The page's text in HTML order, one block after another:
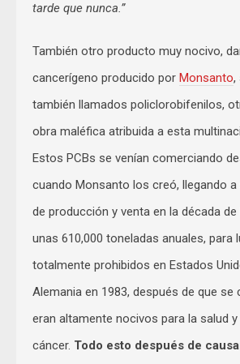
tarde que nunca.”
También otro producto muy nocivo,
cancerígeno producido por Monsanto,
también llamados policlorobifenilos,
obra maléfica atribuida a esta
Estos PCBs se venían comerciando
cuando Monsanto los creó, llegando
de producción y venta en la década de
unas 610,000 toneladas anuales, para
totalmente prohibidos en Estados
Alemania en 1983, después de que se
eran altamente nocivos para la salud
cáncer. Todo esto después de